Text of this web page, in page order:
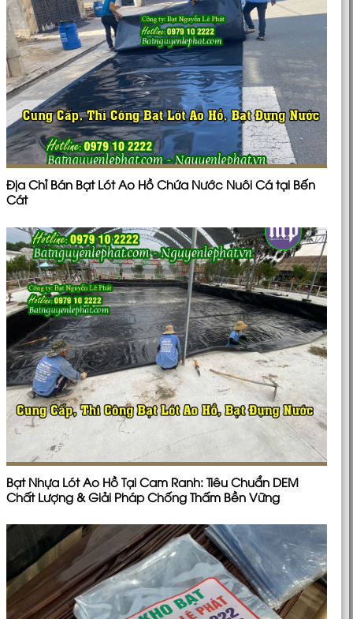
Địa Chỉ Bán Bạt Lót Ao Hồ Chứa Nước Nuôi Cá tại Bến
Cát
Bạt Nhựa Lót Ao Hồ Tại Cam Ranh: Tiêu Chuẩn DEM
Chất Lượng & Giải Pháp Chống Thấm Bền Vững